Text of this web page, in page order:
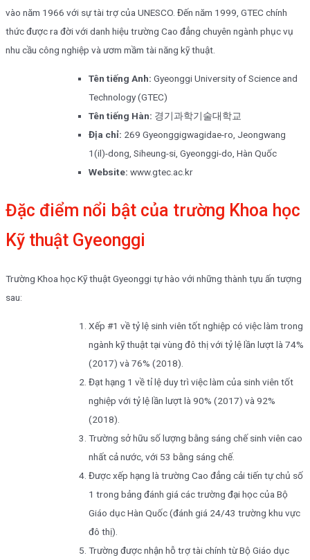
vào năm 1966 với sự tài trợ của UNESCO. Đến năm 1999, GTEC chính
thức được ra đời với danh hiệu trường Cao đẳng chuyên ngành phục vụ
nhu cầu công nghiệp và ươm mầm tài năng kỹ thuật.
Tên tiếng Anh: Gyeonggi University of Science and
Technology (GTEC)
Tên tiếng Hàn: 경기과학기술대학교
Địa chỉ: 269 Gyeonggigwagidae-ro, Jeongwang
1(il)-dong, Siheung-si, Gyeonggi-do, Hàn Quốc
Website: www.gtec.ac.kr
Đặc điểm nổi bật của trường Khoa học
Kỹ thuật Gyeonggi
Trường Khoa học Kỹ thuật Gyeonggi tự hào với những thành tựu ấn tượng
sau:
Xếp #1 về tỷ lệ sinh viên tốt nghiệp có việc làm trong
ngành kỹ thuật tại vùng đô thị với tỷ lệ lần lượt là 74%
(2017) và 76% (2018).
Đạt hạng 1 về tỉ lệ duy trì việc làm của sinh viên tốt
nghiệp với tỷ lệ lần lượt là 90% (2017) và 92%
(2018).
Trường sở hữu số lượng bằng sáng chế sinh viên cao
nhất cả nước, với 53 bằng sáng chế.
Được xếp hạng là trường Cao đẳng cải tiến tự chủ số
1 trong bảng đánh giá các trường đại học của Bộ
Giáo dục Hàn Quốc (đánh giá 24/43 trường khu vực
đô thị).
Trường được nhận hỗ trợ tài chính từ Bộ Giáo dục